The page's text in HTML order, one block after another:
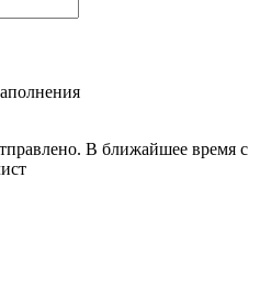
В ближайшее время с